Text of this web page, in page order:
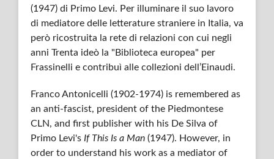
(1947) di Primo Levi. Per illuminare il suo lavoro
di mediatore delle letterature straniere in Italia, va
però ricostruita la rete di relazioni con cui negli
anni Trenta ideò la "Biblioteca europea" per
Frassinelli e contribuì alle collezioni dell’Einaudi.
Franco Antonicelli (1902-1974) is remembered as
an anti-fascist, president of the Piedmontese
CLN, and first publisher with his De Silva of
Primo Levi's If This Is a Man(1947). However, in
order to understand his work as a mediator of